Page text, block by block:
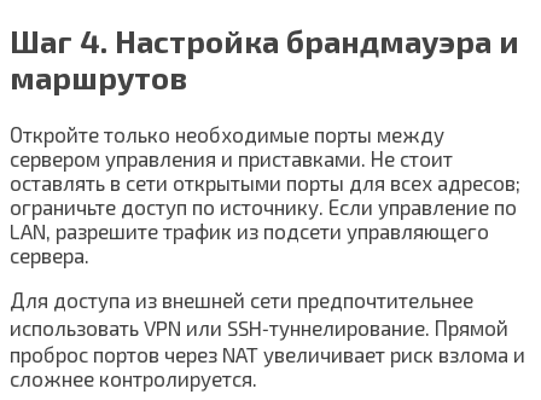
Шаг 4. Настройка брандмауэра и
маршрутов
Откройте только необходимые порты между
сервером управления и приставками. Не стоит
оставлять в сети открытыми порты для всех адресов;
ограничьте доступ по источнику. Если управление по
LAN, разрешите трафик из подсети управляющего
сервера.
Для доступа из внешней сети предпочтительнее
использовать VPN или SSH‑туннелирование. Прямой
проброс портов через NAT увеличивает риск взлома и
сложнее контролируется.